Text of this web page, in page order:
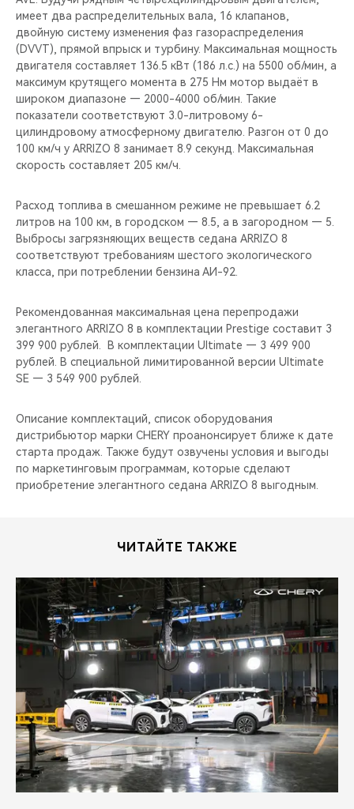
имеет два распределительных вала, 16 клапанов,
двойную систему изменения фаз газораспределения
(DVVT), прямой впрыск и турбину. Максимальная мощность
двигателя составляет 136.5 кВт (186 л.с.) на 5500 об/мин, а
максимум крутящего момента в 275 Нм мотор выдаёт в
широком диапазоне — 2000-4000 об/мин. Такие
показатели соответствуют 3.0-литровому 6-
цилиндровому атмосферному двигателю. Разгон от 0 до
100 км/ч у ARRIZO 8 занимает 8.9 секунд. Максимальная
скорость составляет 205 км/ч.
Расход топлива в смешанном режиме не превышает 6.2
литров на 100 км, в городском — 8.5, а в загородном — 5.
Выбросы загрязняющих веществ седана ARRIZO 8
соответствуют требованиям шестого экологического
класса, при потреблении бензина АИ-92.
Рекомендованная максимальная цена перепродажи
элегантного ARRIZO 8 в комплектации Prestige составит 3
399 900 рублей. В комплектации Ultimate — 3 499 900
рублей. В специальной лимитированной версии Ultimate
SE — 3 549 900 рублей.
Описание комплектаций, список оборудования
дистрибьютор марки CHERY проанонсирует ближе к дате
старта продаж. Также будут озвучены условия и выгоды
по маркетинговым программам, которые сделают
приобретение элегантного седана ARRIZO 8 выгодным.
ЧИТАЙТЕ ТАКЖЕ